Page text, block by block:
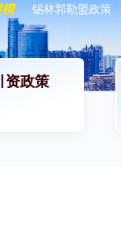
锡林郭勒盟政策
资政策